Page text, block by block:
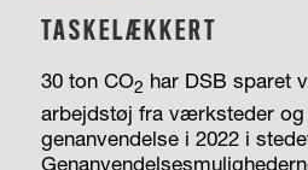
TASKELÆKKERT
30 ton CO2 har DSB sparet
arbejdstøj fra værksteder
genanvendelse i 2022 i